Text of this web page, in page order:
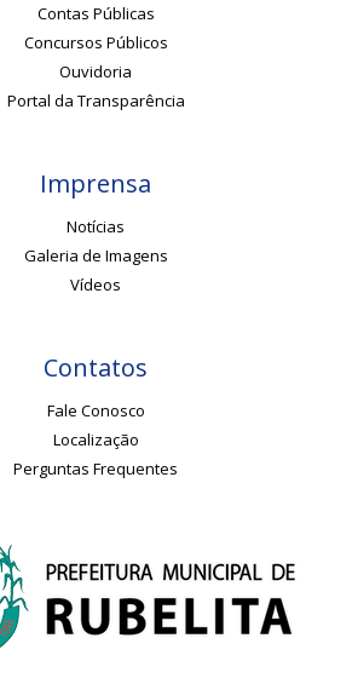
Contas Públicas
Concursos Públicos
Ouvidoria
Portal da Transparência
Imprensa
Notícias
Galeria de Imagens
Vídeos
Contatos
Fale Conosco
Localização
Perguntas Frequentes